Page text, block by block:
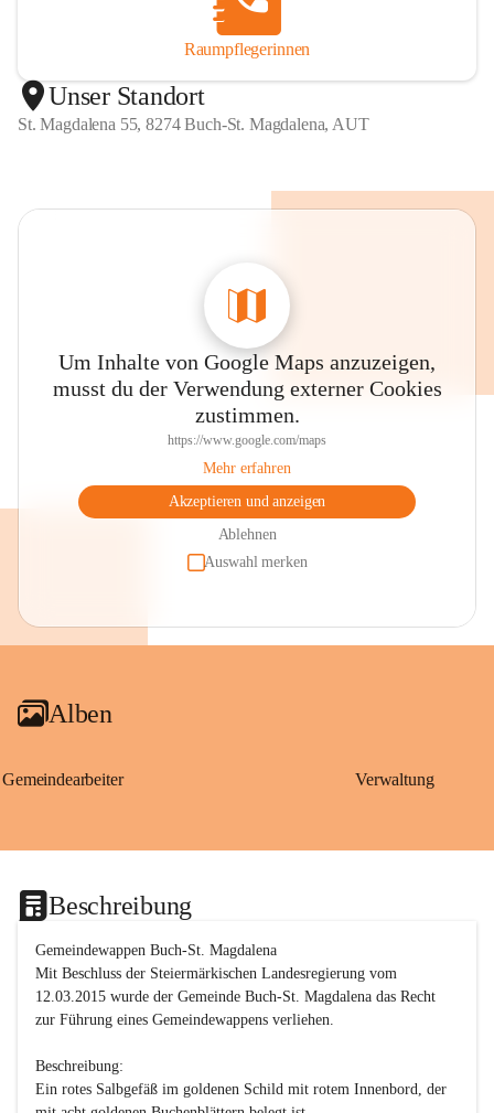
Raumpflegerinnen
Unser Standort
St. Magdalena 55, 8274 Buch-St. Magdalena, AUT
Um Inhalte von Google Maps anzuzeigen,
musst du der Verwendung externer Cookies
zustimmen.
https://www.google.com/maps
Mehr erfahren
Akzeptieren und anzeigen
Ablehnen
Auswahl merken
Alben
Gemeindearbeiter Verwaltung
Beschreibung
Gemeindewappen Buch-St. Magdalena
Mit Beschluss der Steiermärkischen Landesregierung vom
12.03.2015 wurde der Gemeinde Buch-St. Magdalena das Recht
zur Führung eines Gemeindewappens verliehen.
Beschreibung:
Ein rotes Salbgefäß im goldenen Schild mit rotem Innenbord, der